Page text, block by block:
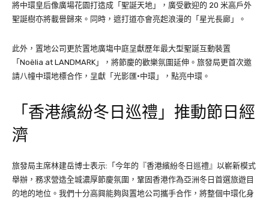
將中環皇后像廣場花園打造成「聖誕天地」，廣受歡迎的 20 米高戶外
聖誕樹亦將載譽歸來。同時，遮打道亦會亮起浪漫的「星光長廊」。
此外，置地公司更於置地廣塲中庭呈獻歷年最大型聖誕互動裝置
「Noëlia at LANDMARK」，將節慶的歡樂氛圍延伸。旅發局更首次邀
請八幢中環地標合作，呈獻「光影匯·中環」，點亮中環。
「香港繽紛冬日巡禮」推動節日經
濟
旅發局主席林建岳博士表示:「今年的『香港繽紛冬日巡禮』以嶄新模式
舉辦，務求營造全城濃厚節慶氛圍，鞏固香港作為亞洲冬日首選旅遊目
的地的地位。我們十分高興能夠與置地公司攜手合作，將整個中環化身